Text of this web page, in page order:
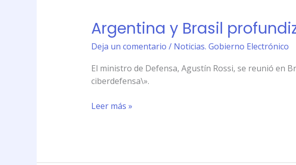
Argentina y Brasil
Deja un comentario / Noticias. Gobierno Electrónico
El ministro de Defensa, Agustín Rossi, se reunió en
ciberdefensa\».
Brasil
profundizan
estrategias
en
\»ciberdefensa\»
Leer más »